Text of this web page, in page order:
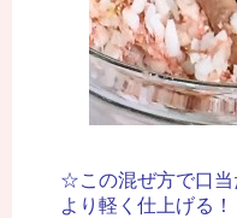
☆この混ぜ方で口当
より軽く仕上げる！